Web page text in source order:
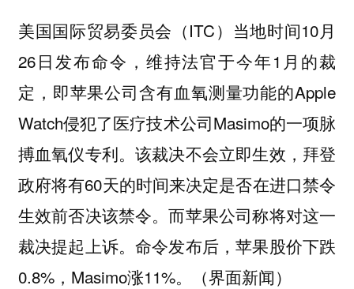
美国国际贸易委员会（ITC）当地时间10月
26日发布命令，维持法官于今年1月的裁
定，即苹果公司含有血氧测量功能的Apple
Watch侵犯了医疗技术公司Masimo的一项脉
搏血氧仪专利。该裁决不会立即生效，拜登
政府将有60天的时间来决定是否在进口禁令
生效前否决该禁令。而苹果公司称将对这一
裁决提起上诉。命令发布后，苹果股价下跌
0.8%，Masimo涨11%。（界面新闻）